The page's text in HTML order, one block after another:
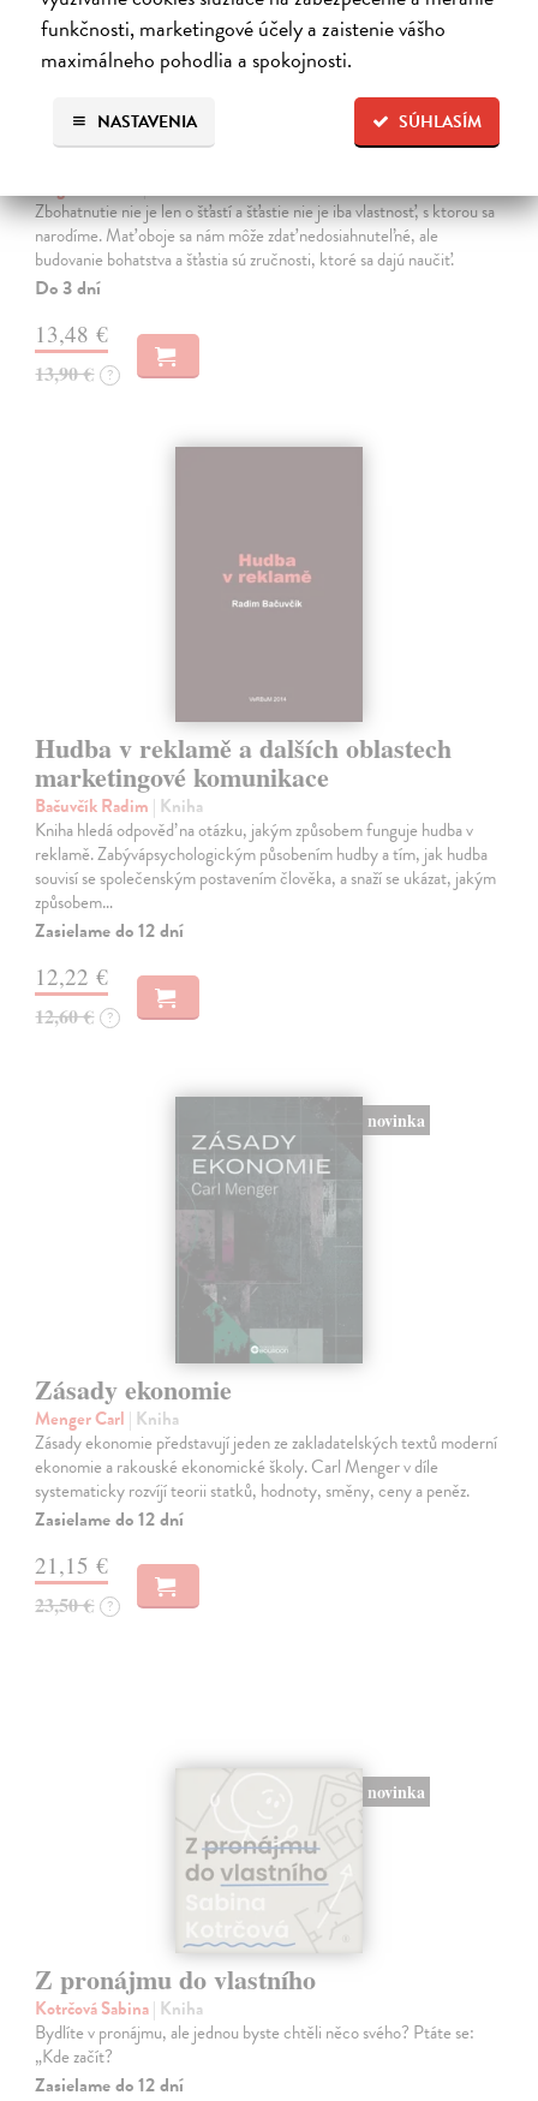
funkčnosti, marketingové účely a zaistenie vášho
maximálneho pohodlia a spokojnosti.
SÚHLASÍM
NASTAVENIA
Almanach Navala Ravikanta (slovenské
vydanie)
Zbohatnutie nie je len o šťastí a šťastie nie je iba vlastnosť, s ktorou sa
narodíme. Mať oboje sa nám môže zdať nedosiahnuteľné, ale
budovanie bohatstva a šťastia sú zručnosti, ktoré sa dajú naučiť.
Do 3 dní
13,48 €
13,90 € ?
Hudba v reklamě a dalších oblastech
marketingové komunikace
Bačuvčík Radim | Kniha
Kniha hledá odpověď na otázku, jakým způsobem funguje hudba v
reklamě. Zabývápsychologickým působením hudby a tím, jak hudba
souvisí se společenským postavením člověka, a snaží se ukázat, jakým
způsobem…
Zasielame do 12 dní
12,22 €
12,60 € ?
novinka
Zásady ekonomie
Menger Carl | Kniha
Zásady ekonomie představují jeden ze zakladatelských textů moderní
ekonomie a rakouské ekonomické školy. Carl Menger v díle
systematicky rozvíjí teorii statků, hodnoty, směny, ceny a peněz.
Zasielame do 12 dní
21,15 €
23,50 € ?
novinka
Z pronájmu do vlastního
Kotrčová Sabina| Kniha
Bydlíte v pronájmu, ale jednou byste chtěli něco svého? Ptáte se:
„Kde začít?
Zasielame do 12 dní